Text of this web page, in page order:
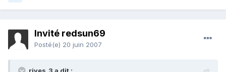
Invité redsun69
Posté(e) 20 juin 2007